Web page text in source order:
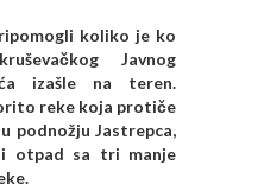
koliko je ko
Javnog
izašle na teren.
reke koja protiče
podnožju Jastrepca,
i otpad sa tri manje